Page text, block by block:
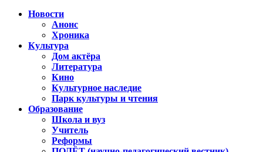
Новости
Анонс
Хроника
Культура
Дом актёра
Литература
Кино
Культурное наследие
Парк культуры и чтения
Образование
Школа и вуз
Учитель
Реформы